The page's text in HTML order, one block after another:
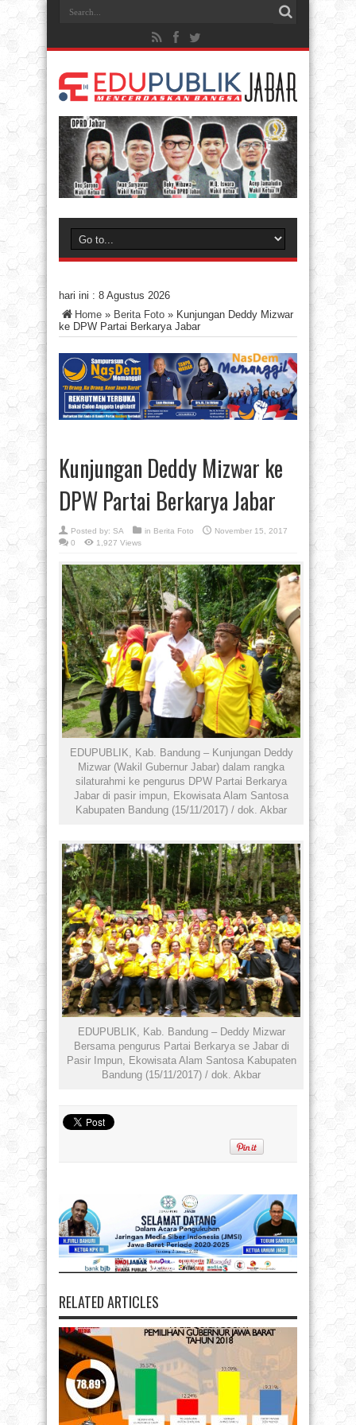
hari ini : 8 Agustus 2026
Home » Berita Foto » Kunjungan Deddy Mizwar
ke DPW Partai Berkarya Jabar
Kunjungan Deddy Mizwar ke
DPW Partai Berkarya Jabar
Posted by: SA in Berita Foto
November 15, 2017
0
1,927 Views
EDUPUBLIK, Kab. Bandung – Kunjungan Deddy
Mizwar (Wakil Gubernur Jabar) dalam rangka
silaturahmi ke pengurus DPW Partai Berkarya
Jabar di pasir impun, Ekowisata Alam Santosa
Kabupaten Bandung (15/11/2017) / dok. Akbar
EDUPUBLIK, Kab. Bandung – Deddy Mizwar
Bersama pengurus Partai Berkarya se Jabar di
Pasir Impun, Ekowisata Alam Santosa Kabupaten
Bandung (15/11/2017) / dok. Akbar
RELATED ARTICLES